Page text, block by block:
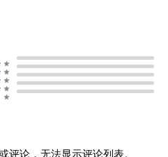
评论，无法显示评论列表。